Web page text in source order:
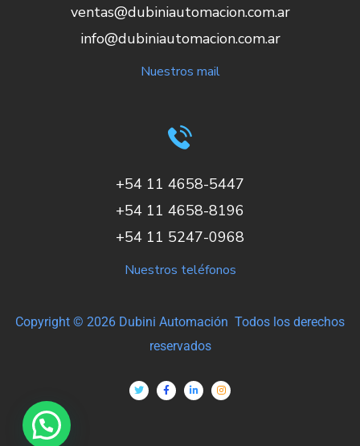
ventas@dubiniautomacion.com.ar
info@dubiniautomacion.com.ar
Nuestros mail
+54 11 4658-5447
+54 11 4658-8196
+54 11 5247-0968
Nuestros teléfonos
Copyright © 2026 Dubini Automación Todos los derechos
reservados